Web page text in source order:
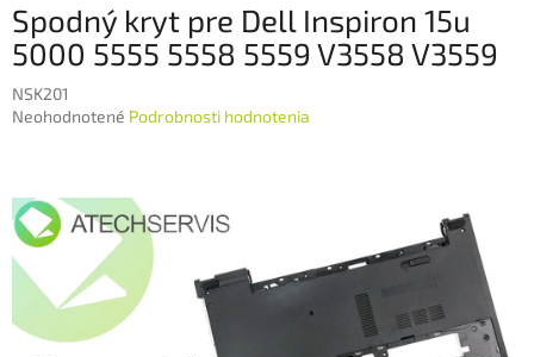
Spodný kryt pre Dell Inspiron 15u
5000 5555 5558 5559 V3558 V3559
NSK201
Priemerné
0,0
z
hviezdičiek.
Neohodnotené Podrobnosti hodnotenia